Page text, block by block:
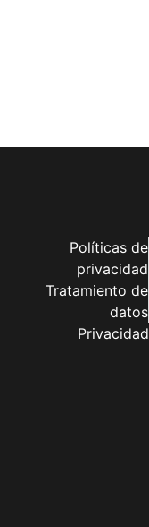
Políticas de
privacidad
Tratamiento de
datos
Privacidad